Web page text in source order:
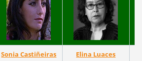
Sonia Castiñeiras Elina Luaces